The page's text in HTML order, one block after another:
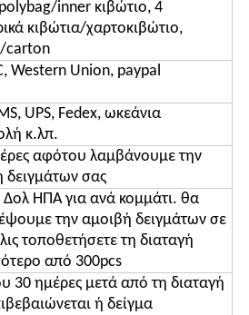
inner κιβώτιο, 4
κιβώτια/χαρτοκιβώτιο,
carton
Western Union, paypal
UPS, Fedex, ωκεάνια
κ.λπ.
αφότου λαμβάνουμε την
δειγμάτων σας
Δολ ΗΠΑ για ανά κομμάτι. θα
την αμοιβή δειγμάτων σε
τοποθετήσετε τη διαταγή
από 300pcs
30 ημέρες μετά από τη διαταγή
ή δείγμα